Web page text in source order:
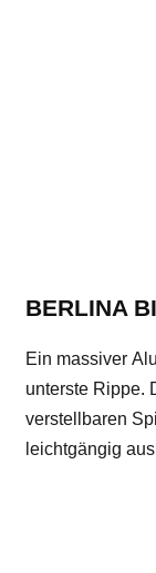
BERLINA
Ein massiver
unterste Rippe.
verstellbaren
leichtgängig